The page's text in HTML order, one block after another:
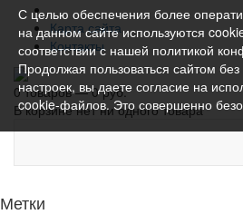
Карта сайта
Контакты
0 товаров — 0 руб.
В корзине нет ни одного товара
Метки
С целью обеспечения более
на данном сайте используются
соответствии с нашей политикой
Продолжая пользоваться сайтом
настроек, вы даете согласие на
cookie-файлов. Это совершенно